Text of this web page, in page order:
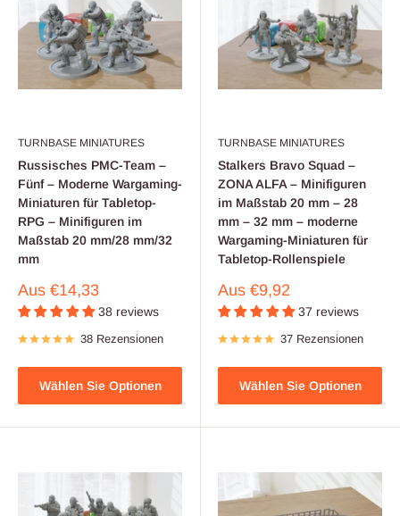
TURNBASE MINIATURES
Russisches PMC-Team –
Fünf – Moderne Wargaming-
Miniaturen für Tabletop-
RPG – Minifiguren im
Maßstab 20 mm/28 mm/32
mm
Verkaufspreis
Aus €14,33
38 reviews
38 Rezensionen
Wählen Sie Optionen
TURNBASE MINIATURES
Stalkers Bravo Squad –
ZONA ALFA – Minifiguren
im Maßstab 20 mm – 28
mm – 32 mm – moderne
Wargaming-Miniaturen für
Tabletop-Rollenspiele
Verkaufspreis
Aus €9,92
37 reviews
37 Rezensionen
Wählen Sie Optionen